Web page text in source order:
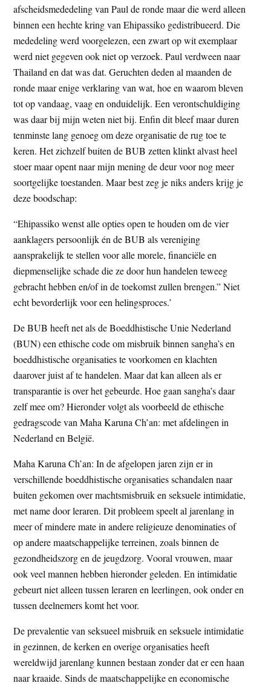
afscheidsmededeling van Paul de ronde maar die werd alleen
binnen een hechte kring van Ehipassiko gedistribueerd. Die
mededeling werd voorgelezen, een zwart op wit exemplaar
werd niet gegeven ook niet op verzoek. Paul verdween naar
Thailand en dat was dat. Geruchten deden al maanden de
ronde maar enige verklaring van wat, hoe en waarom bleven
tot op vandaag, vaag en onduidelijk. Een verontschuldiging
was daar bij mijn weten niet bij. Enfin dit bleef maar duren
tenminste lang genoeg om deze organisatie de rug toe te
keren. Het zichzelf buiten de BUB zetten klinkt alvast heel
stoer maar opent naar mijn mening de deur voor nog meer
soortgelijke toestanden. Maar best zeg je niks anders krijg je
deze boodschap:
“Ehipassiko wenst alle opties open te houden om de vier
aanklagers persoonlijk én de BUB als vereniging
aansprakelijk te stellen voor alle morele, financiële en
diepmenselijke schade die ze door hun handelen teweeg
gebracht hebben en/of in de toekomst zullen brengen.” Niet
echt bevorderlijk voor een helingsproces.’
De BUB heeft net als de Boeddhistische Unie Nederland
(BUN) een ethische code om misbruik binnen sangha’s en
boeddhistische organisaties te voorkomen en klachten
daarover juist af te handelen. Maar dat kan alleen als er
transparantie is over het gebeurde. Hoe gaan sangha’s daar
zelf mee om? Hieronder volgt als voorbeeld de ethische
gedragscode van Maha Karuna Ch’an: met afdelingen in
Nederland en België.
Maha Karuna Ch’an: In de afgelopen jaren zijn er in
verschillende boeddhistische organisaties schandalen naar
buiten gekomen over machtsmisbruik en seksuele intimidatie,
met name door leraren. Dit probleem speelt al jarenlang in
meer of mindere mate in andere religieuze denominaties of
op andere maatschappelijke terreinen, zoals binnen de
gezondheidszorg en de jeugdzorg. Vooral vrouwen, maar
ook veel mannen hebben hieronder geleden. En intimidatie
gebeurt niet alleen tussen leraren en leerlingen, ook onder en
tussen deelnemers komt het voor.
De prevalentie van seksueel misbruik en seksuele intimidatie
in gezinnen, de kerken en overige organisaties heeft
wereldwijd jarenlang kunnen bestaan zonder dat er een haan
naar kraaide. Sinds de maatschappelijke en economische